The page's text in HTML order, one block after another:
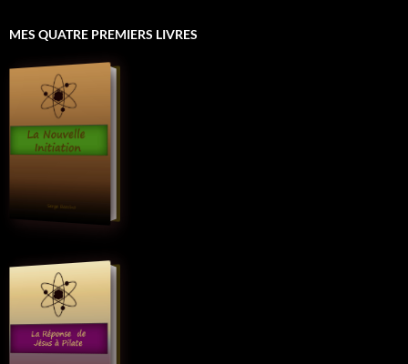
MES QUATRE PREMIERS LIVRES